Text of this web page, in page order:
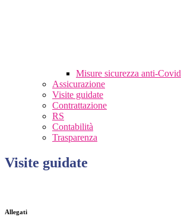
Misure sicurezza anti-Covid
Assicurazione
Visite guidate
Contrattazione
RS
Contabilità
Trasparenza
Visite guidate
Allegati